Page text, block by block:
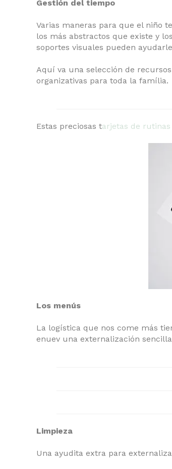
Gestión del tiempo
Varias maneras para que el niño
los más abstractos que existe y
soportes visuales pueden
Aquí va una selección de
organizativas para toda la família.
Estas preciosas tarjetas de
Los menús
La logística que nos come más
enuev una externalización
Limpieza
Una ayudita extra para